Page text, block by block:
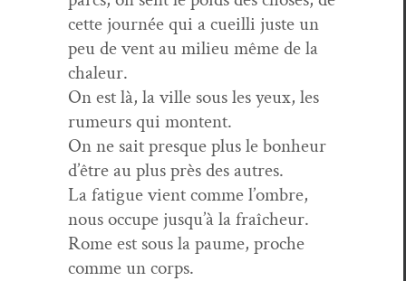
cette journée qui a cueil­li juste un
peu de vent au milieu même de la
chaleur.
On est là, la ville sous les yeux, les
rumeurs qui montent.
On ne sait presque plus le bon­heur
d’être au plus près des autres.
La fatigue vient comme l’om­bre,
nous occupe jusqu’à la fraîcheur.
Rome est sous la paume, proche
comme un corps.